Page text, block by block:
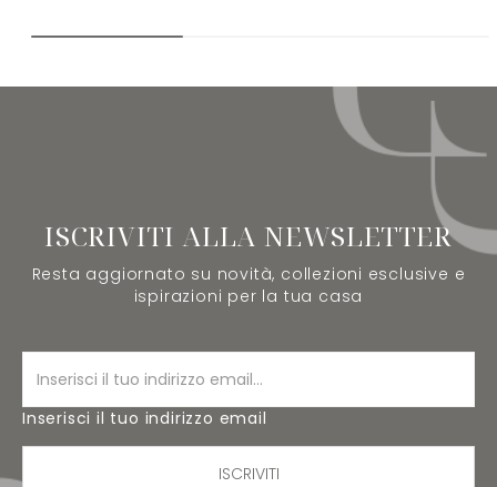
ISCRIVITI ALLA NEWSLETTER
Resta aggiornato su novità, collezioni esclusive e
ispirazioni per la tua casa
Inserisci il tuo indirizzo email
ISCRIVITI